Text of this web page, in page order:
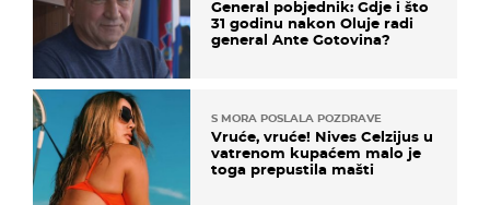
General pobjednik: Gdje i što
31 godinu nakon Oluje radi
general Ante Gotovina?
S MORA POSLALA POZDRAVE
Vruće, vruće! Nives Celzijus u
vatrenom kupaćem malo je
toga prepustila mašti